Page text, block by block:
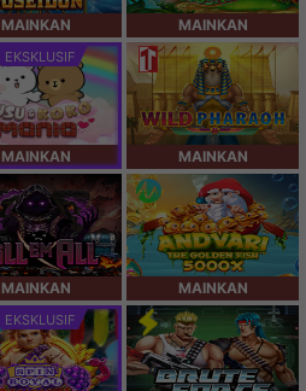
MAINKAN MAINKAN
EKSKLUSIF
MAINKAN MAINKAN
MAINKAN MAINKAN
EKSKLUSIF